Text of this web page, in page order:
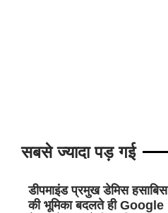
सबसे ज्यादा पड़ गई
डीपमाइंड प्रमुख डेमिस हसाबिस
की भूमिका बदलते ही Google